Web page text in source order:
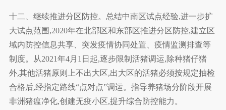
十二、继续推进分区防控。总结中南区试点经验,进一步扩
大试点范围,2020年在北部区和东部区推进分区防控,建立区
域内防控信息共享、突发疫情协同处置、疫情监测排查等
制度。从2021年4月1日起,逐步限制活猪调运,除种猪仔猪
外,其他活猪原则上不出大区,出大区的活猪必须按规定抽检
合格后,经指定路线“点对点”调运。指导养猪场分阶段开展
非洲猪瘟净化,创建无疫小区,提升综合防控能力。